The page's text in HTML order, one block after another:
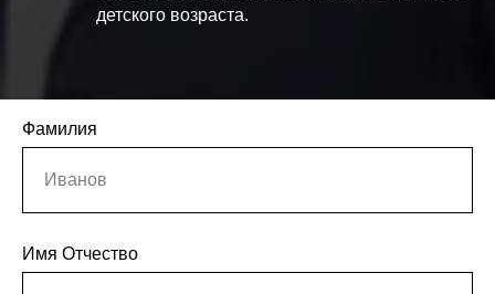
детского возраста.
Фамилия
Иванов
Имя Отчество